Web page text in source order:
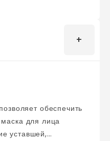
для лица
уставшей,